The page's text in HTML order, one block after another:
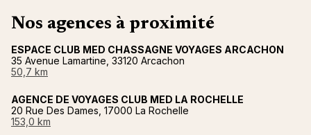
Nos agences à proximité
ESPACE CLUB MED CHASSAGNE VOYAGES ARCACHON
35 Avenue Lamartine, 33120 Arcachon
50,7 km
AGENCE DE VOYAGES CLUB MED LA ROCHELLE
20 Rue Des Dames, 17000 La Rochelle
153,0 km